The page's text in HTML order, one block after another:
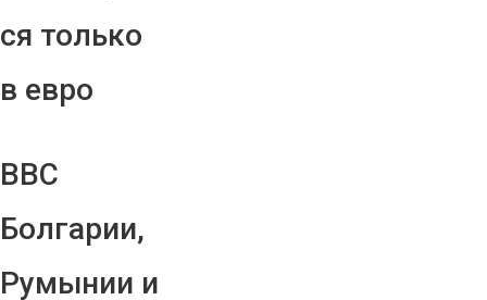
ся только
в евро
ВВС
Болгарии,
Румынии и